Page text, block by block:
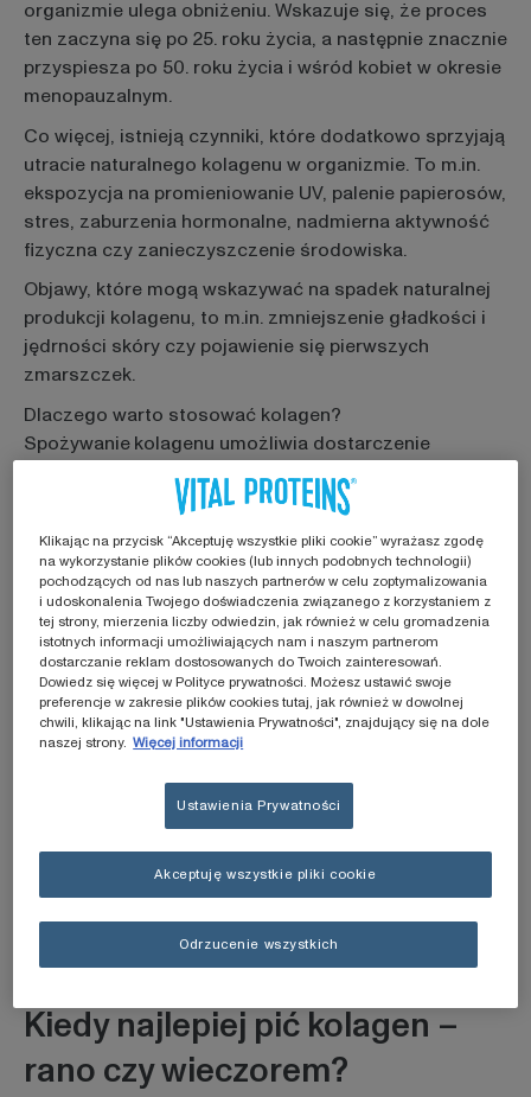
organizmie ulega obniżeniu. Wskazuje się, że proces
ten zaczyna się po 25. roku życia, a następnie znacznie
przyspiesza po 50. roku życia i wśród kobiet w okresie
menopauzalnym.
Co więcej, istnieją czynniki, które dodatkowo sprzyjają
utracie naturalnego kolagenu w organizmie. To m.in.
ekspozycja na promieniowanie UV, palenie papierosów,
stres, zaburzenia hormonalne, nadmierna aktywność
fizyczna czy zanieczyszczenie środowiska.
Objawy, które mogą wskazywać na spadek naturalnej
produkcji kolagenu, to m.in. zmniejszenie gładkości i
jędrności skóry czy pojawienie się pierwszych
zmarszczek.
Dlaczego warto stosować kolagen?
Spożywaniekolagenu umożliwia dostarczenie
aminokwasów, które są rozprowadzane tam, gdzie
organizm ich najbardziej potrzebuje. Badania
pokazują, że doustna suplementacja
kolagenemwpływakorzystnie na stan skóry,
zwiększając jejelastyczność, jędrność, nawilżenie i
gęstość, a takżeredukując zmarszczki. Wskazuje się,
że stosowaniesuplementów z peptydami
kolagenowymi ma stymulujący wpływ na metabolizm
komórek skóry właściwej, przywracając strukturę
skóry, co może okazać się również cennym wsparciem
wzmniejszeniu widoczności cellulitu
Na co jeszcze pomaga kolagen? Jego suplementacja
wpływa korzystnie na włosy i paznokcie, poprzez
zmniejszenie kruchości i poprawę wzrostu paznokci
wzmocnienie włosów, zmniejszając ryzyko ich
potwierdzają bezpieczeństwo i dobrą tolerancję
preparatów kolagenowych.
Kiedy najlepiej pić kolagen –
rano czy wieczorem?
Klikając na przycisk “Akceptuję wszystkie pliki cookie” wyrażasz zgodę
na wykorzystanie plików cookies (lub innych podobnych technologii)
pochodzących od nas lub naszych partnerów w celu zoptymalizowania
i udoskonalenia Twojego doświadczenia związanego z korzystaniem z
tej strony, mierzenia liczby odwiedzin, jak również w celu gromadzenia
istotnych informacji umożliwiających nam i naszym partnerom
dostarczanie reklam dostosowanych do Twoich zainteresowań.
Dowiedz się więcej w Polityce prywatności. Możesz ustawić swoje
preferencje w zakresie plików cookies tutaj, jak również w dowolnej
chwili, klikając na link "Ustawienia Prywatności", znajdujący się na dole
naszej strony. Więcej informacji
Ustawienia Prywatności
Odrzucenie wszystkich
Akceptuję wszystkie pliki cookie